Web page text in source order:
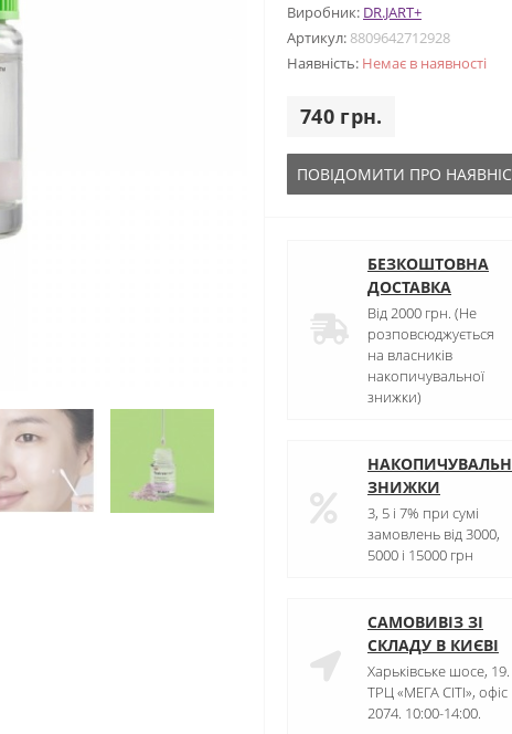
Виробник: DR.JART+
Артикул: 8809642712928
Наявність: Немає в наявності
740 грн.
ПОВІДОМИТИ ПРО
БЕЗКОШТОВНА
ДОСТАВКА
Від 2000 грн. (Не
розповсюджується
на власників
накопичувальної
знижки)
ЗНИЖКИ
3, 5 і 7% при сумі
замовлень від 3000,
5000 і 15000 грн
САМОВИВІЗ ЗІ
СКЛАДУ В КИЄВІ
Харьківське шосе, 19.
ТРЦ «МЕГА СІТІ», офіс
2074. 10:00-14:00.